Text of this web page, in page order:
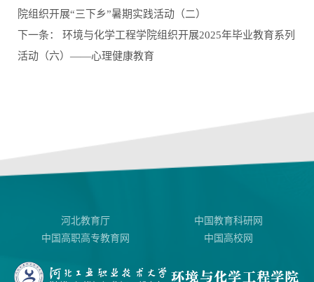
院组织开展“三下乡”暑期实践活动（二）
下一条： 环境与化学工程学院组织开展2025年毕业教育系列
活动（六）——心理健康教育
河北教育厅
中国教育科研网
中国高职高专教育网
中国高校网